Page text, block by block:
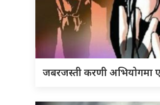
जबरजस्ती करणी अभियोगमा